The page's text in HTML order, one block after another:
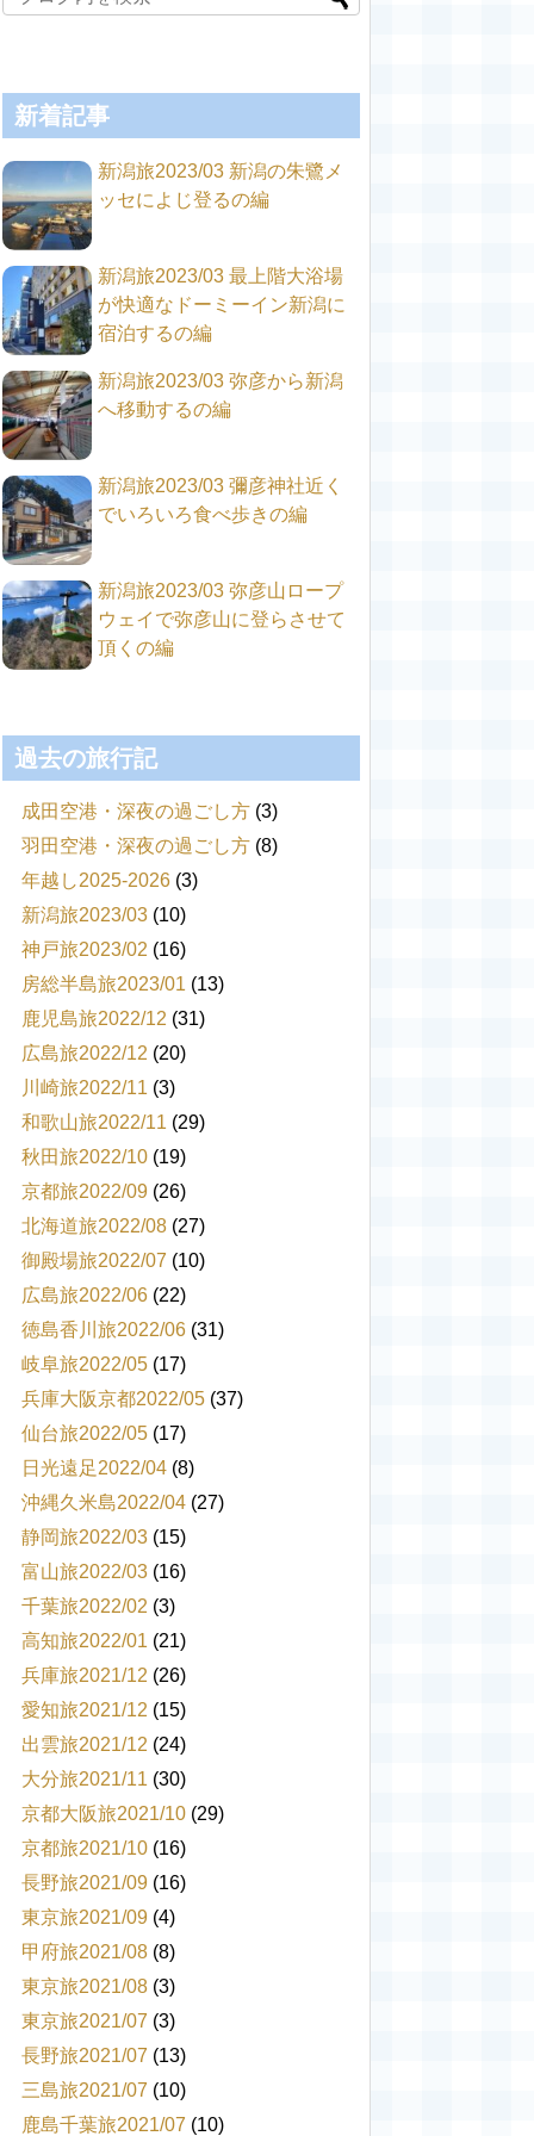
新着記事
新潟旅2023/03 新潟の朱鷺メ
ッセによじ登るの編
新潟旅2023/03 最上階大浴場
が快適なドーミーイン新潟に
宿泊するの編
新潟旅2023/03 弥彦から新潟
へ移動するの編
新潟旅2023/03 彌彦神社近く
でいろいろ食べ歩きの編
新潟旅2023/03 弥彦山ロープ
ウェイで弥彦山に登らさせて
頂くの編
過去の旅行記
成田空港・深夜の過ごし方 (3)
羽田空港・深夜の過ごし方 (8)
年越し2025-2026 (3)
新潟旅2023/03 (10)
神戸旅2023/02 (16)
房総半島旅2023/01 (13)
鹿児島旅2022/12 (31)
広島旅2022/12 (20)
川崎旅2022/11 (3)
和歌山旅2022/11 (29)
秋田旅2022/10 (19)
京都旅2022/09 (26)
北海道旅2022/08 (27)
御殿場旅2022/07 (10)
広島旅2022/06 (22)
徳島香川旅2022/06 (31)
岐阜旅2022/05 (17)
兵庫大阪京都2022/05 (37)
仙台旅2022/05 (17)
日光遠足2022/04 (8)
沖縄久米島2022/04 (27)
静岡旅2022/03 (15)
富山旅2022/03 (16)
千葉旅2022/02 (3)
高知旅2022/01 (21)
兵庫旅2021/12 (26)
愛知旅2021/12 (15)
出雲旅2021/12 (24)
大分旅2021/11 (30)
京都大阪旅2021/10 (29)
京都旅2021/10 (16)
長野旅2021/09 (16)
東京旅2021/09 (4)
甲府旅2021/08 (8)
東京旅2021/08 (3)
東京旅2021/07 (3)
長野旅2021/07 (13)
三島旅2021/07 (10)
鹿島千葉旅2021/07 (10)